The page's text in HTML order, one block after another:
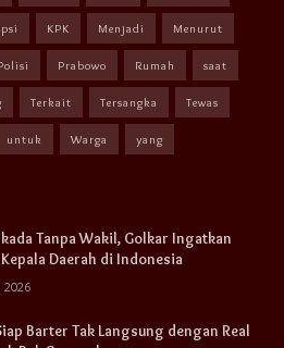
KPK Menjadi Menurut
Prabowo Rumah saat
Terkait Tersangka Tewas
untuk Warga yang
Tanpa Wakil, Golkar Ingatkan
Daerah di Indonesia
2026
Barter Tak Langsung dengan Real